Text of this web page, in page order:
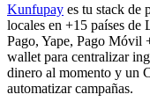
Kunfupay es tu stack de
locales en +15 países
Pago, Yape, Pago Móvil
wallet para centralizar
dinero al momento y un
automatizar campañas.